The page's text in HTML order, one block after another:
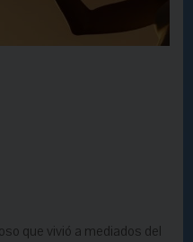
que vivió a mediados del